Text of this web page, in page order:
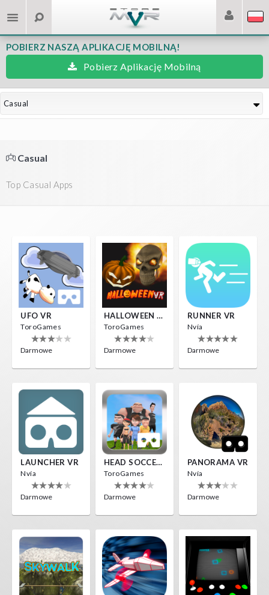
POBIERZ NASZĄ APLIKACJĘ MOBILNĄ!
Pobierz Aplikację Mobilną
Casual
Casual
Top Casual Apps
UFO VR
ToroGames
Darmowe
HALLOWEEN VR
ToroGames
Darmowe
RUNNER VR
Nvía
Darmowe
LAUNCHER VR
Nvía
Darmowe
HEAD SOCCER VR
ToroGames
Darmowe
PANORAMA VR
Nvía
Darmowe